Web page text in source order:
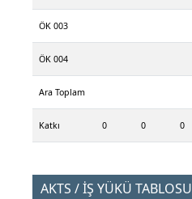
ÖK 003
ÖK 004
Ara Toplam
Katkı 0 0 0
AKTS / İŞ YÜKÜ TABLOSU